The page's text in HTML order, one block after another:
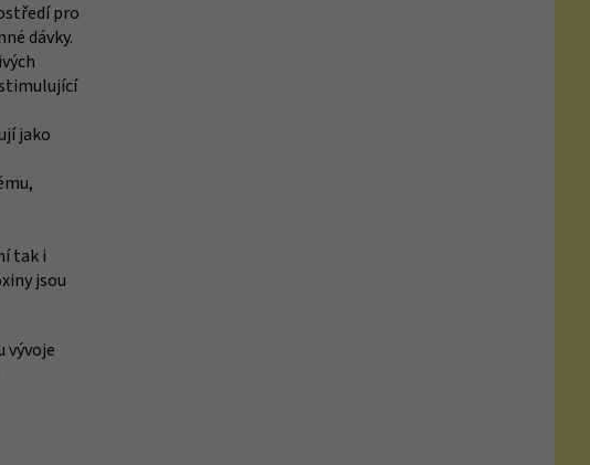
pro
dávky.
jako
tak i
jsou
vývoje